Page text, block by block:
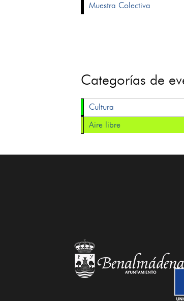
Muestra Colectiva
Categorías de
Cultura
Aire libre